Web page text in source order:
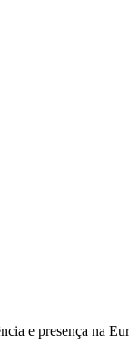
e presença na